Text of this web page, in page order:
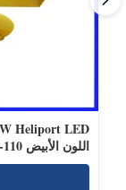
اللون الأبيض 110-240VAC حرق ثابت